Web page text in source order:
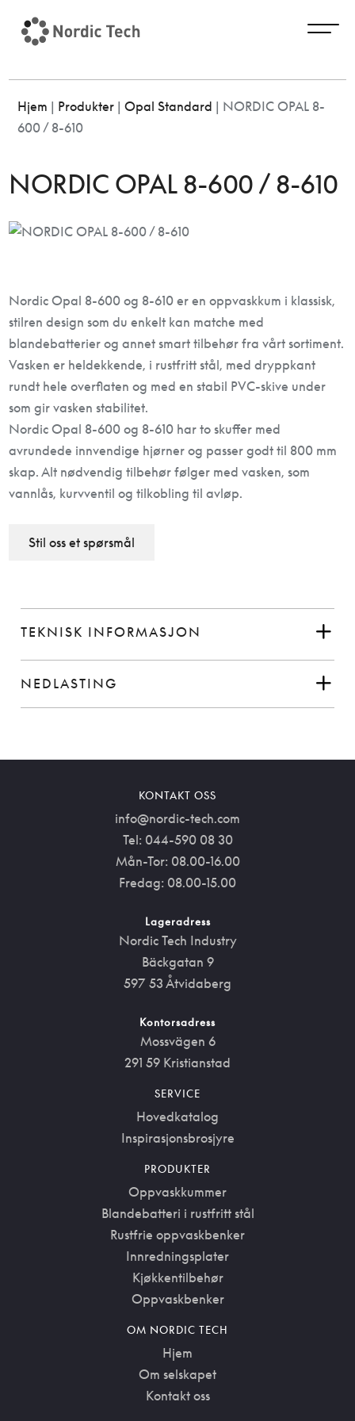
Hjem | Produkter| Opal Standard | NORDIC OPAL 8-
600 / 8-610
NORDIC OPAL 8-600 / 8-610
Nordic Opal 8-600 og 8-610 er en oppvaskkum i klassisk,
stilren design som du enkelt kan matche med
blandebatterier og annet smart tilbehør fra vårt sortiment.
Vasken er heldekkende, i rustfritt stål, med dryppkant
rundt hele overflaten og med en stabil PVC-skive under
som gir vasken stabilitet.
Nordic Opal 8-600 og 8-610 har to skuffer med
avrundede innvendige hjørner og passer godt til 800 mm
skap. Alt nødvendig tilbehør følger med vasken, som
vannlås, kurvventil og tilkobling til avløp.
Stil oss et spørsmål
TEKNISK INFORMASJON
NEDLASTING
KONTAKT OSS
info@nordic-tech.com
Tel: 044-590 08 30
Mån-Tor: 08.00-16.00
Fredag: 08.00-15.00
Lageradress
Nordic Tech Industry
Bäckgatan 9
597 53 Åtvidaberg
Kontorsadress
Mossvägen 6
291 59 Kristianstad
SERVICE
Hovedkatalog
Inspirasjonsbrosjyre
PRODUKTER
Oppvaskkummer
Blandebatteri i rustfritt stål
Rustfrie oppvaskbenker
Innredningsplater
Kjøkkentilbehør
Oppvaskbenker
OM NORDIC TECH
Hjem
Om selskapet
Kontakt oss